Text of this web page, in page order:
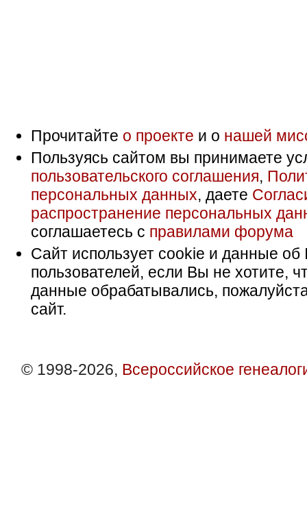
Прочитайте о проекте и о нашей
Пользуясь сайтом вы принимаете
пользовательского соглашения,
персональных данных, даете
распространение персональных
соглашаетесь с правилами форума
Сайт использует cookie и данные об
пользователей, если Вы не хотите,
данные обрабатывались,
сайт.
© 1998-2026, Всероссийское